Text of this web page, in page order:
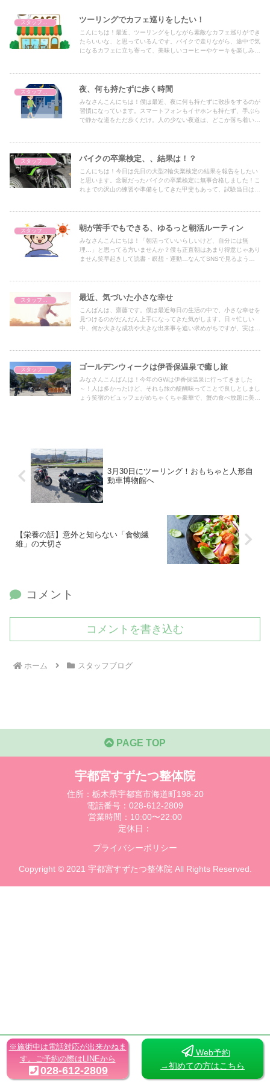
スタッフブログ ツーリングでカフェ巡りをしたい！
こんにちは！最近、ツーリングをしながら素敵なカフェ巡りができ
たらいいな、と思っているんです。バイクで走りながら、途中で気
になるカフェに立ち寄って、美味しいコーヒーやケーキを楽しみた
にツーリング中に立ち寄りたくなるような、絶景のスポットや、隠
れ家的なカフェなど、皆さんの知っている素敵な場所をぜひシェア
してください！
スタッフブログ 夜、何も持たずに歩く時間
みなさんこんにちは！僕は最近、夜に何も持たずに散歩をするのが
習慣になっています。スマートフォンもイヤホンも持たず、手ぶら
で静かな道をただ歩くだけ。人の少ない夜道は、どこか落ち着いて
薄れていきます。特別なことは何も起きないけれど、自分のペース
ろには、気持ちまで少しあたたかくなって気がします。
スタッフブログ バイクの卒業検定、、結果は！？
こんにちは！今日は先日の大型2輪失業検定の結果を報告をしたい
と思います。念願だったバイクの卒業検定に無事合格しました！こ
れまでの沢山の練習や準備をしてきた甲斐もあって、試験当日は全
出る機会が増えると思いますので、今後も安全運転を心掛けていき
たいと思います。もっと自信を持ってバイクを操れるよう、引き続
き練習を続けていきます！みなさんもこれからバイクの免許を取る
方は、焦らず、一歩一歩進んでいけばきっと大丈夫ですよ！頑張っ
てくださいね！
スタッフブログ 朝が苦手でもできる、ゆるっと朝活ルーティン
みなさんこんにちは！「朝活っていいらしいけど、自分には無
理…」と思ってる方いませんか？僕も正直朝はあまり得意じゃあり
ません笑早起きして読書・瞑想・運動…なんてSNSで見るような
は、起きたらカーテンを開けることです。朝日を浴びるだけで体内
時計が整って、寝ぼけた頭がスッと目覚めやすくなりました。夜の
うちに少し開けておくと、朝日で自然に目が覚めておすすめです。
次に、白湯やコーヒーをゆっくり飲む時間を作りました。お気に入
りのマグカップで飲むだけで、なんとなく「いい朝だな」って気分
ます。そして、3分だけストレッチ。運動というより「体を起こ
分」って検索してみてください！大事なのはできる日だけ、ちょっ
とだけやる。それで十分です＾＾朝が苦手な人ほど、無理しないゆ
る朝活で気持ちよく1日を始めてみてくださいね！！
スタッフブログ 最近、気づいた小さな幸せ
こんばんは、齋藤です。僕は最近毎日の生活の中で、小さな幸せを
見つけるのがだんだん上手になってきた気がします。日々忙しい
中、何か大きな成功や大きな出来事を追い求めがちですが、実はそ
瞬間がとても大切だということを改めて感じるようになりました^^
もっと豊かにしてくれるんじゃないかな～なんて思ってみたりして
います笑。これからも、日常の中で見つけた幸せを大事にして、笑
顔で過ごしていきたいですね。
スタッフブログ ゴールデンウィークは伊香保温泉で癒し旅
みなさんこんばんは！今年のGWは伊香保温泉に行ってきました
～！人は多かったけど、それも旅の醍醐味ってことで良しとしまし
ょう笑宿のビュッフェがめちゃくちゃ豪華で、蟹の食べ放題に美味
3月30日にツーリング！おもちゃと人形自
動車博物館へ
【栄養の話】意外と知らない「食物繊
維」の大切さ
コメント
コメントを書き込む
ホーム スタッフブログ
PAGE TOP
宇都宮すずたつ整体院
住所：栃木県宇都宮市海道町198-20
電話番号：028-612-2809
営業時間：10:00〜22:00
定休日：
プライバシーポリシー
Copyright © 2021 宇都宮すずたつ整体院 All Rights Reserved.
※施術中は電話対応が出来かねま
す。ご予約の際はLINEから
028-612-2809
Web予約
→初めての方はこちら